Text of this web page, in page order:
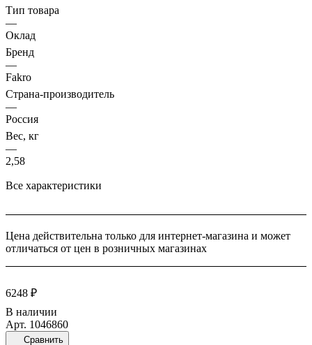
диффузионная мембрана с высокими показателями
паропроницаемости. Пароизоляционная пленка повышенной
плотности. Дополнительное крепление пароизоляционной
пленки к оконному коробу., Факро-Р ООО, ИНН 7718187446,
Комплект окладов позволит дополнительно утеплить окно и
защитить его от влаги, осадков и водяных паров. Включает в
себя 2 специальных оклада: утепленный гидроизоляционный;
внутренний пароизоляционный; утеплитель; 2 вида
соединительных лент комплект дополнительного крепления.
Тип товара
—
Оклад
Бренд
—
Fakro
Страна-производитель
—
Россия
Вес, кг
—
2,58
Все характеристики
Цена действительна только для интернет-магазина и может
отличаться от цен в розничных магазинах
6248 ₽
В наличии
Арт. 1046860
Сравнить